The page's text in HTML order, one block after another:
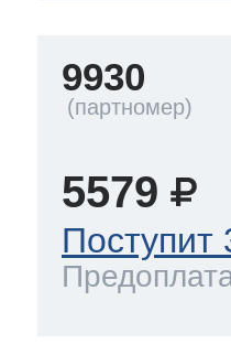
9930
5579
Поступит